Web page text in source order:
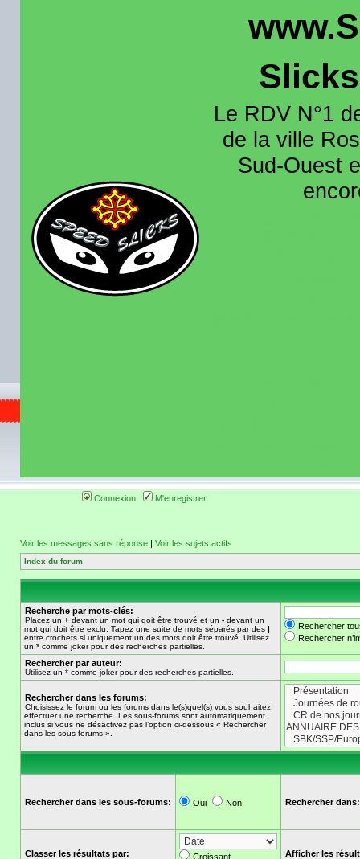
Le RDV N°1
de la ville
Sud-Ouest
Connexion M'enregistrer
Voir les messages sans réponse | Voir les sujets actifs
Index du forum
Recherche par mots-clés:
Placez un + devant un mot qui doit être trouvé et un - devant un
mot qui doit être exclu. Tapez une suite de mots séparés par des |
entre crochets si uniquement un des mots doit être trouvé. Utilisez
un * comme joker pour des recherches partielles.
Rechercher
Rechercher
Rechercher par auteur:
Utilisez un * comme joker pour des recherches partielles.
Rechercher dans les forums:
Choisissez le forum ou les forums dans le(s)quel(s) vous souhaitez
effectuer une recherche. Les sous-forums sont automatiquement
inclus si vous ne désactivez pas l’option ci-dessous « Rechercher
dans les sous-forums ».
Rechercher dans les sous-forums: Oui Non Rechercher dans:
Classer les résultats par:
Croissant
Afficher les